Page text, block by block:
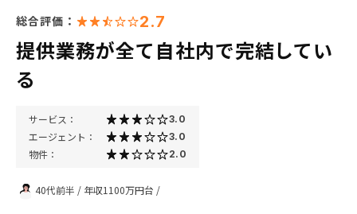
総合評価： 2.7
提供業務が全て自社内で完結してい
る
サービス： 3.0
エージェント： 3.0
物件： 2.0
40代前半 / 年収1100万円台 /